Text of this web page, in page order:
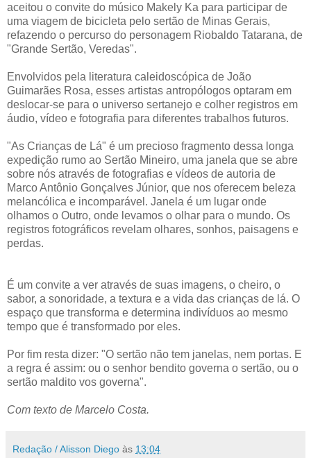
aceitou o convite do músico Makely Ka para participar de
uma viagem de bicicleta pelo sertão de Minas Gerais,
refazendo o percurso do personagem Riobaldo Tatarana, de
"Grande Sertão, Veredas".
Envolvidos pela literatura caleidoscópica de João
Guimarães Rosa, esses artistas antropólogos optaram em
deslocar-se para o universo sertanejo e colher registros em
áudio, vídeo e fotografia para diferentes trabalhos futuros.
"As Crianças de Lá" é um precioso fragmento dessa longa
expedição rumo ao Sertão Mineiro, uma janela que se abre
sobre nós através de fotografias e vídeos de autoria de
Marco Antônio Gonçalves Júnior, que nos oferecem beleza
melancólica e incomparável. Janela é um lugar onde
olhamos o Outro, onde levamos o olhar para o mundo. Os
registros fotográficos revelam olhares, sonhos, paisagens e
perdas.
É um convite a ver através de suas imagens, o cheiro, o
sabor, a sonoridade, a textura e a vida das crianças de lá. O
espaço que transforma e determina indivíduos ao mesmo
tempo que é transformado por eles.
Por fim resta dizer: "O sertão não tem janelas, nem portas. E
a regra é assim: ou o senhor bendito governa o sertão, ou o
sertão maldito vos governa".
Com texto de Marcelo Costa.
Redação / Alisson Diego às 13:04